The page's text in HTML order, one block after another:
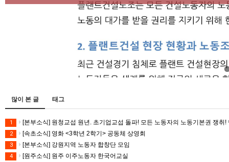
많이 본 글 태그
1 [본부소식] 원청교섭 원년. 초기업교섭 돌파! 모든 노동자의 노동기본권 쟁취
2 [속초소식] 영화 <3학년 2학기> 공동체 상영회
3 [본부소식] 강원지역 노동자 합창단 모임
4 [원주소식] 원주 이주노동자 한국어교실